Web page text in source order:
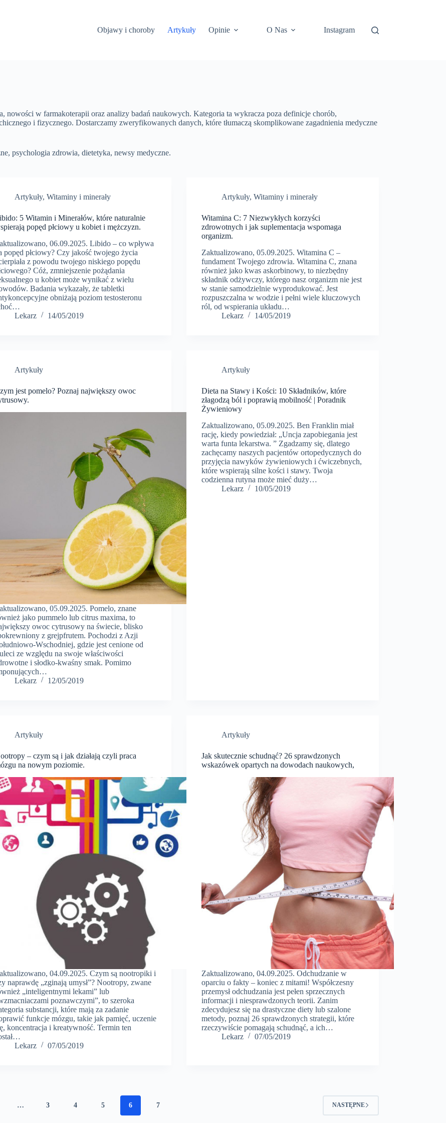
Objawy i choroby Artykuły Opinie O Nas Instagram
nowości w farmakoterapii oraz analizy badań naukowych. Kategoria ta wykracza poza definicje chorób,
i fizycznego. Dostarczamy zweryfikowanych danych, które tłumaczą skomplikowane zagadnienia medyczne
psychologia zdrowia, dietetyka, newsy medyczne.
Artykuły,Witaminy i minerały
5 Witamin i Minerałów, które naturalnie
popęd płciowy u kobiet i mężczyzn.
06.09.2025. Libido – co wpływa
popęd płciowy? Czy jakość twojego życia
z powodu twojego niskiego popędu
Cóż, zmniejszenie pożądania
u kobiet może wynikać z wielu
Badania wykazały, że tabletki
obniżają poziom testosteronu
Lekarz
14/05/2019
Artykuły,Witaminy i minerały
Witamina C: 7 Niezwykłych korzyści
zdrowotnych i jak suplementacja wspomaga
organizm.
Zaktualizowano, 05.09.2025. Witamina C –
fundament Twojego zdrowia. Witamina C, znana
również jako kwas askorbinowy, to niezbędny
składnik odżywczy, którego nasz organizm nie jest
w stanie samodzielnie wyprodukować. Jest
rozpuszczalna w wodzie i pełni wiele kluczowych
ról, od wspierania układu…
Lekarz
14/05/2019
Artykuły
jest pomelo? Poznaj największy owoc
05.09.2025. Pomelo, znane
jako pummelo lub citrus maxima, to
owoc cytrusowy na świecie, blisko
z grejpfrutem. Pochodzi z Azji
Wschodniej, gdzie jest cenione od
ze względu na swoje właściwości
i słodko-kwaśny smak. Pomimo
Lekarz
12/05/2019
Artykuły
Dieta na Stawy i Kości: 10 Składników, które
złagodzą ból i poprawią mobilność | Poradnik
Żywieniowy
Zaktualizowano, 05.09.2025. Ben Franklin miał
rację, kiedy powiedział: „Uncja zapobiegania jest
warta funta lekarstwa. ” Zgadzamy się, dlatego
zachęcamy naszych pacjentów ortopedycznych do
przyjęcia nawyków żywieniowych i ćwiczebnych,
które wspierają silne kości i stawy. Twoja
codzienna rutyna może mieć duży…
Lekarz
10/05/2019
Artykuły
– czym są i jak działają czyli praca
na nowym poziomie.
04.09.2025. Czym są nootropiki i
naprawdę „zginają umysł”? Nootropy, zwane
„inteligentnymi lekami” lub
poznawczymi”, to szeroka
substancji, które mają za zadanie
funkcje mózgu, takie jak pamięć, uczenie
koncentracja i kreatywność. Termin ten
Lekarz
07/05/2019
Artykuły
Jak skutecznie schudnąć? 26 sprawdzonych
wskazówek opartych na dowodach naukowych,
Zaktualizowano, 04.09.2025. Odchudzanie w
oparciu o fakty – koniec z mitami! Współczesny
przemysł odchudzania jest pełen sprzecznych
informacji i niesprawdzonych teorii. Zanim
zdecydujesz się na drastyczne diety lub szalone
metody, poznaj 26 sprawdzonych strategii, które
rzeczywiście pomagają schudnąć, a ich…
Lekarz
07/05/2019
… 3 4 5 6 7 NASTĘPNE